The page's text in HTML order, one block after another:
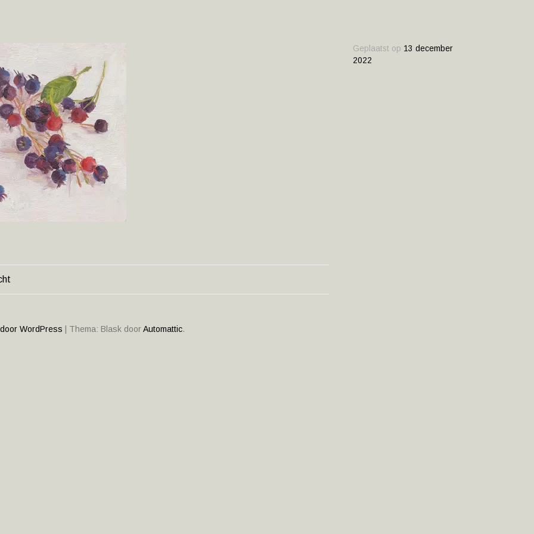
Geplaatst op 13 december
2022
WordPress Thema: Blask doorAutomattic.